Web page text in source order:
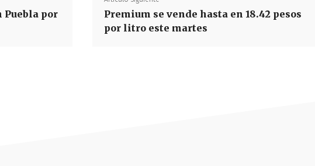
Puebla por
Premium se vende hasta en 18.42 pesos
por litro este martes